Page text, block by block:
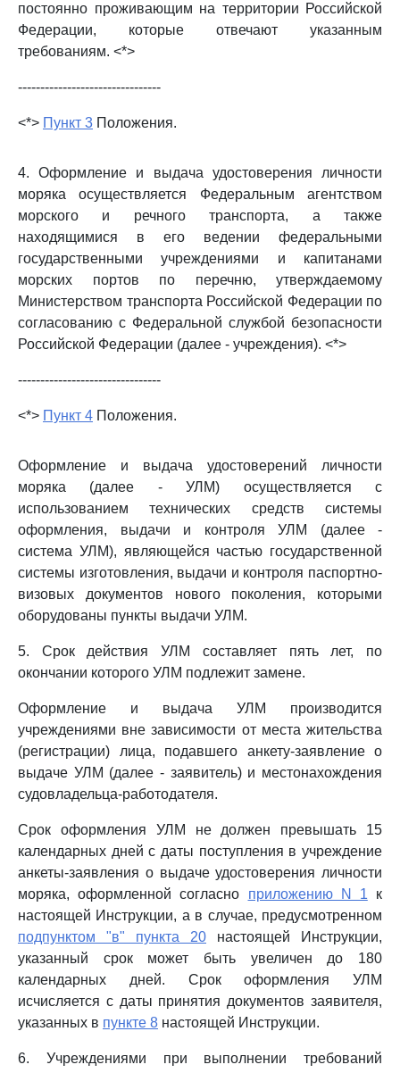
постоянно проживающим на территории Российской
Федерации, которые отвечают указанным
требованиям. <*>
--------------------------------
<*> Пункт 3 Положения.
4. Оформление и выдача удостоверения личности
моряка осуществляется Федеральным агентством
морского и речного транспорта, а также
находящимися в его ведении федеральными
государственными учреждениями и капитанами
морских портов по перечню, утверждаемому
Министерством транспорта Российской Федерации по
согласованию с Федеральной службой безопасности
Российской Федерации (далее - учреждения). <*>
--------------------------------
<*> Пункт 4 Положения.
Оформление и выдача удостоверений личности
моряка (далее - УЛМ) осуществляется с
использованием технических средств системы
оформления, выдачи и контроля УЛМ (далее -
система УЛМ), являющейся частью государственной
системы изготовления, выдачи и контроля паспортно-
визовых документов нового поколения, которыми
оборудованы пункты выдачи УЛМ.
5. Срок действия УЛМ составляет пять лет, по
окончании которого УЛМ подлежит замене.
Оформление и выдача УЛМ производится
учреждениями вне зависимости от места жительства
(регистрации) лица, подавшего анкету-заявление о
выдаче УЛМ (далее - заявитель) и местонахождения
судовладельца-работодателя.
Срок оформления УЛМ не должен превышать 15
календарных дней с даты поступления в учреждение
анкеты-заявления о выдаче удостоверения личности
моряка, оформленной согласно приложению N 1 к
настоящей Инструкции, а в случае, предусмотренном
подпунктом "в" пункта 20 настоящей Инструкции,
указанный срок может быть увеличен до 180
календарных дней. Срок оформления УЛМ
исчисляется с даты принятия документов заявителя,
указанных в пункте 8 настоящей Инструкции.
6. Учреждениями при выполнении требований